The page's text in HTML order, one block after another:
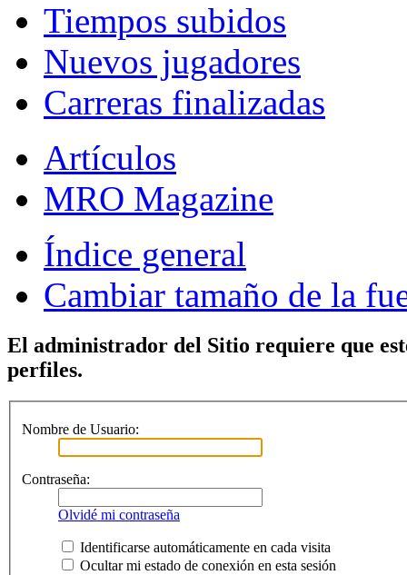
Tiempos subidos
Nuevos jugadores
Carreras finalizadas
Artículos
MRO Magazine
Índice general
Cambiar tamaño de la
El administrador del Sitio requiere que
perfiles.
Nombre de Usuario:
Contraseña:
Olvidé mi contraseña
Identificarse automáticamente en cada visita
Ocultar mi estado de conexión en esta sesión